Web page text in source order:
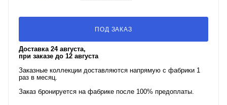
ПОД ЗАКАЗ
Доставка 24 августа,
при заказе до 12 августа
Заказные коллекции доставляются напрямую с фабрики 1
раз в месяц.
Заказ бронируется на фабрике после 100% предоплаты.